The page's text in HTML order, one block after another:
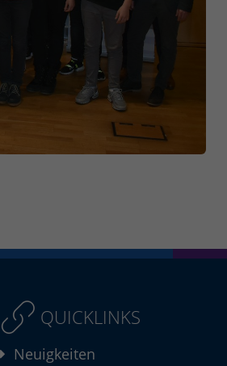
QUICKLINKS
Neuigkeiten